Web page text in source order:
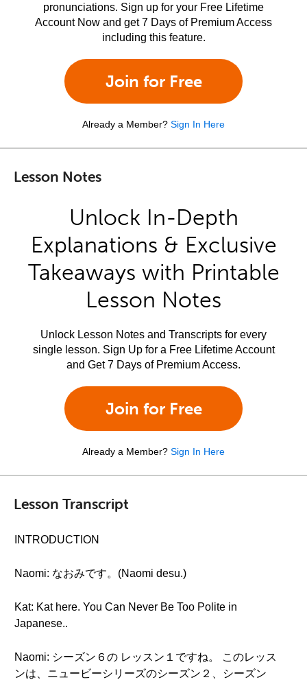
pronunciations. Sign up for your Free Lifetime
Account Now and get 7 Days of Premium Access
including this feature.
Join for Free
Already a Member? Sign In Here
Lesson Notes
Unlock In-Depth
Explanations & Exclusive
Takeaways with Printable
Lesson Notes
Unlock Lesson Notes and Transcripts for every
single lesson. Sign Up for a Free Lifetime Account
and Get 7 Days of Premium Access.
Join for Free
Already a Member? Sign In Here
Lesson Transcript
INTRODUCTION
Naomi: なおみです。(Naomi desu.)
Kat: Kat here. You Can Never Be Too Polite in
Japanese..
Naomi: シーズン６の レッスン１ですね。 このレッス
ンは、ニュービーシリーズのシーズン２、シーズン